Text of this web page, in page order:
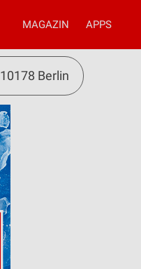
MAGAZIN APPS
10178 Berlin